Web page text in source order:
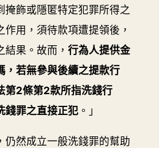
掩飾或隱匿特定犯罪所得之
用，須待款項遭提領後，
果。故而， 行為人提供金
，若無參與後續之提款行
第2條第2款所指洗錢行
錢罪之直接正犯。」
仍然成立一般洗錢罪的幫助